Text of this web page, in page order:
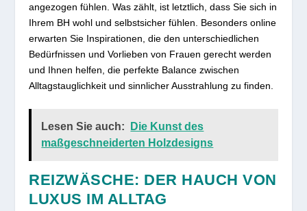
angezogen fühlen. Was zählt, ist letztlich, dass Sie sich in
Ihrem BH wohl und selbstsicher fühlen. Besonders online
erwarten Sie Inspirationen, die den unterschiedlichen
Bedürfnissen und Vorlieben von Frauen gerecht werden
und Ihnen helfen, die perfekte Balance zwischen
Alltagstauglichkeit und sinnlicher Ausstrahlung zu finden.
Lesen Sie auch:
Die Kunst des
maßgeschneiderten Holzdesigns
REIZWÄSCHE: DER HAUCH VON
LUXUS IM ALLTAG